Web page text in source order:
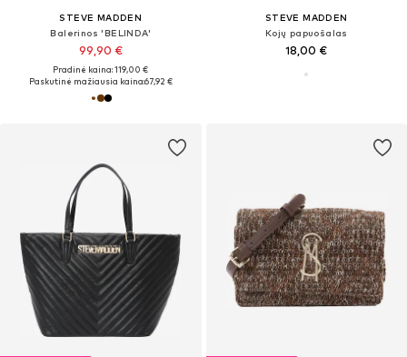
STEVE MADDEN
Balerinos 'BELINDA'
99,90 €
Pradinė kaina: 119,00 €
Paskutinė mažiausia kaina:67,92 €
STEVE MADDEN
Kojų papuošalas
18,00 €